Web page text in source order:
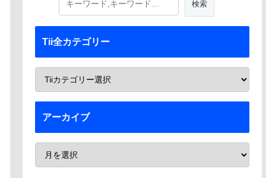
Tii全カテゴリー
アーカイブ